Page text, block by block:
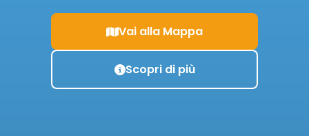
Vai alla Mappa
Scopri di più